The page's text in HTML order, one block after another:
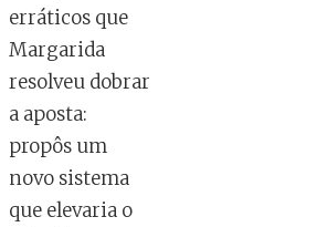
erráticos que
Margarida
resolveu dobrar
a aposta:
propôs um
novo sistema
que elevaria o